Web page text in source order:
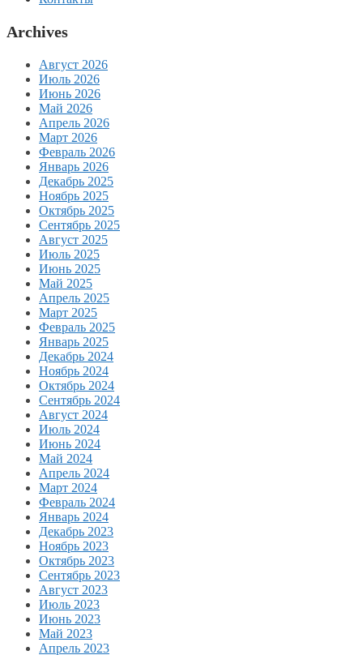
Archives
Август 2026
Июль 2026
Июнь 2026
Май 2026
Апрель 2026
Март 2026
Февраль 2026
Январь 2026
Декабрь 2025
Ноябрь 2025
Октябрь 2025
Сентябрь 2025
Август 2025
Июль 2025
Июнь 2025
Май 2025
Апрель 2025
Март 2025
Февраль 2025
Январь 2025
Декабрь 2024
Ноябрь 2024
Октябрь 2024
Сентябрь 2024
Август 2024
Июль 2024
Июнь 2024
Май 2024
Апрель 2024
Март 2024
Февраль 2024
Январь 2024
Декабрь 2023
Ноябрь 2023
Октябрь 2023
Сентябрь 2023
Август 2023
Июль 2023
Июнь 2023
Май 2023
Апрель 2023